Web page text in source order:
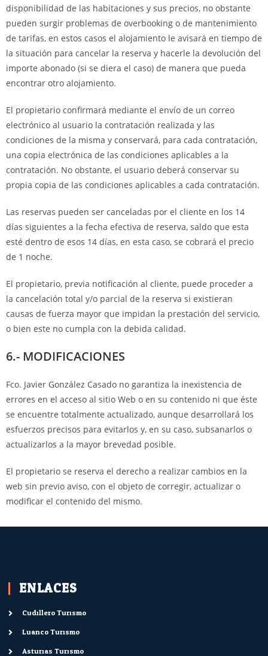
disponibilidad de las habitaciones y sus precios, no obstante
pueden surgir problemas de overbooking o de mantenimiento
de tarifas, en estos casos el alojamiento le avisará en tiempo de
la situación para cancelar la reserva y hacerle la devolución del
importe abonado (si se diera el caso) de manera que pueda
encontrar otro alojamiento.
El propietario confirmará mediante el envío de un correo
electrónico al usuario la contratación realizada y las
condiciones de la misma y conservará, para cada contratación,
una copia electrónica de las condiciones aplicables a la
contratación. No obstante, el usuario deberá conservar su
propia copia de las condiciones aplicables a cada contratación.
Las reservas pueden ser canceladas por el cliente en los 14
días siguientes a la fecha efectiva de reserva, saldo que esta
esté dentro de esos 14 días, en esta caso, se cobrará el precio
de 1 noche.
El propietario, previa notificación al cliente, puede proceder a
la cancelación total y/o parcial de la reserva si existieran
causas de fuerza mayor que impidan la prestación del servicio,
o bien este no cumpla con la debida calidad.
6.- MODIFICACIONES
Fco. Javier González Casado no garantiza la inexistencia de
errores en el acceso al sitio Web o en su contenido ni que éste
se encuentre totalmente actualizado, aunque desarrollará los
esfuerzos precisos para evitarlos y, en su caso, subsanarlos o
actualizarlos a la mayor brevedad posible.
El propietario se reserva el derecho a realizar cambios en la
web sin previo aviso, con el objeto de corregir, actualizar o
modificar el contenido del mismo.
ENLACES
Cudillero Turismo
Luanco Turismo
Asturias Turismo